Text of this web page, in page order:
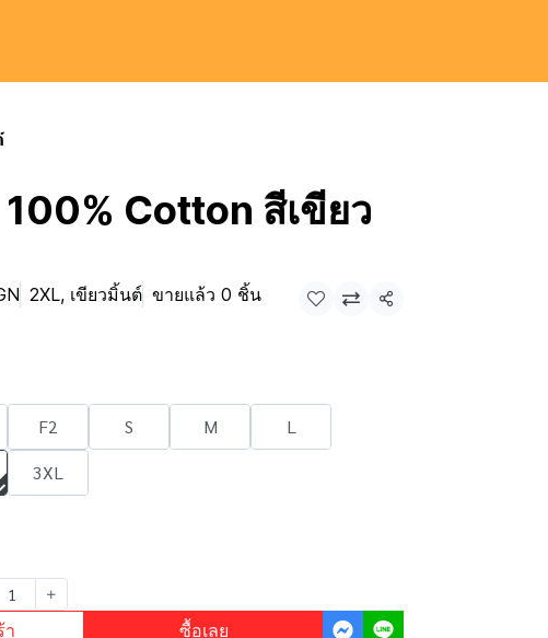
100% Cotton สีเขียว
2XL, เขียวมิ้นต์ ขายแล้ว 0 ชิ้น
แชร์
F2 S M
L
3XL
า ซื้อเลย